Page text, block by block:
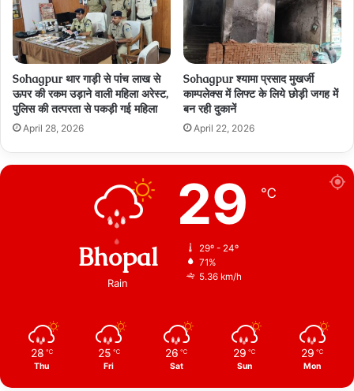
Sohagpur थार गाड़ी से पांच लाख से
ऊपर की रकम उड़ाने वाली महिला अरेस्ट,
पुलिस की तत्परता से पकड़ी गई महिला
April 28, 2026
Sohagpur श्यामा प्रसाद मुखर्जी
काम्पलेक्स में लिफ्ट के लिये छोड़ी जगह में
बन रही दुकानें
April 22, 2026
Bhopal
Rain
29 ℃
29º - 24º
71%
5.36 km/h
28 ℃
Thu
25 ℃
Fri
26 ℃
Sat
29 ℃
Sun
29 ℃
Mon